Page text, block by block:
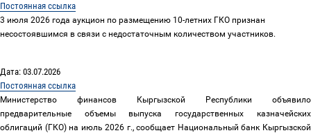
Постоянная ссылка
3 июля 2026 года аукцион по размещению 10-летних ГКО признан
несостоявшимся в связи c недостаточным количеством участников.
Дата: 03.07.2026
Постоянная ссылка
Министерство финансов Кыргызской Республики объявило
предварительные объемы выпуска государственных казначейских
облигаций (ГКО) на июль 2026 г., сообщает Национальный банк Кыргызской